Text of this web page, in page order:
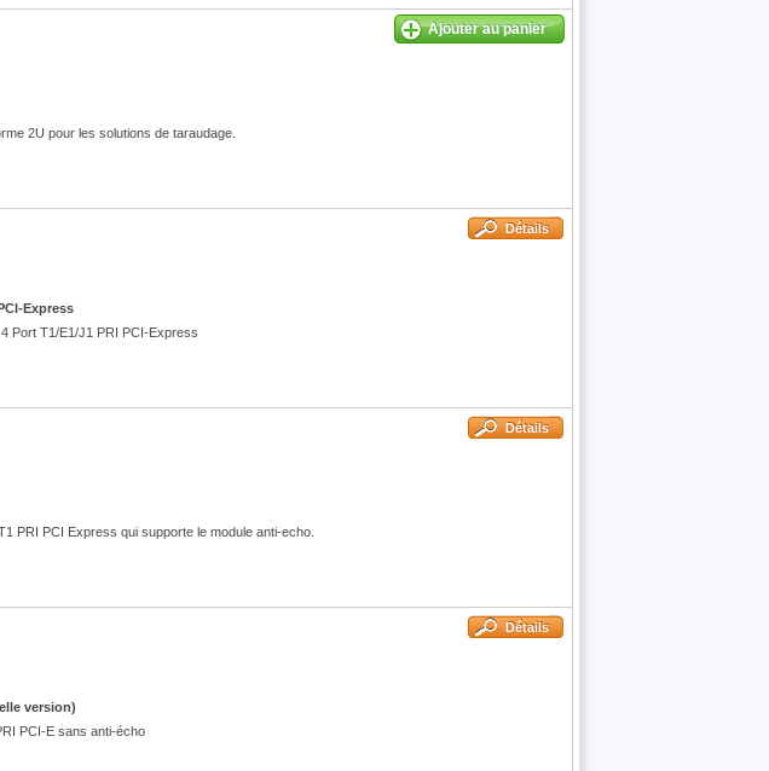
Ajouter au panier
2U pour les solutions de taraudage.
Détails
Express
Port T1/E1/J1 PRI PCI-Express
Détails
PRI PCI Express qui supporte le module anti-echo.
Détails
version)
PCI-E sans anti-écho